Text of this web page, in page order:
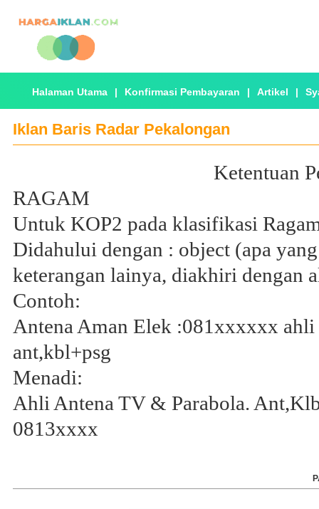
Halaman Utama | Konfirmasi Pembayaran | Artikel |
Iklan Baris Radar Pekalongan
Ketentuan
RAGAM
Untuk KOP2 pada klasifikasi
Didahului dengan : object (apa
keterangan lainya, diakhiri dengan
Contoh:
Antena Aman Elek :081xxxxxx
ant,kbl+psg
Menadi:
Ahli Antena TV & Parabola.
0813xxxx